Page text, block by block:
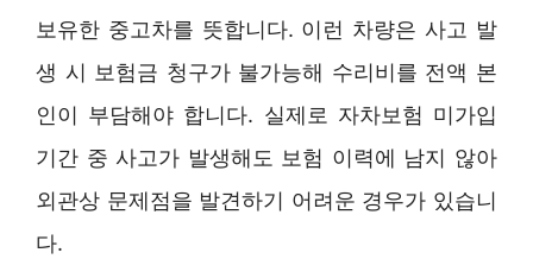
보유한 중고차를 뜻합니다. 이런 차량은 사고 발
생 시 보험금 청구가 불가능해 수리비를 전액 본
인이 부담해야 합니다. 실제로 자차보험 미가입
기간 중 사고가 발생해도 보험 이력에 남지 않아
외관상 문제점을 발견하기 어려운 경우가 있습니
다.